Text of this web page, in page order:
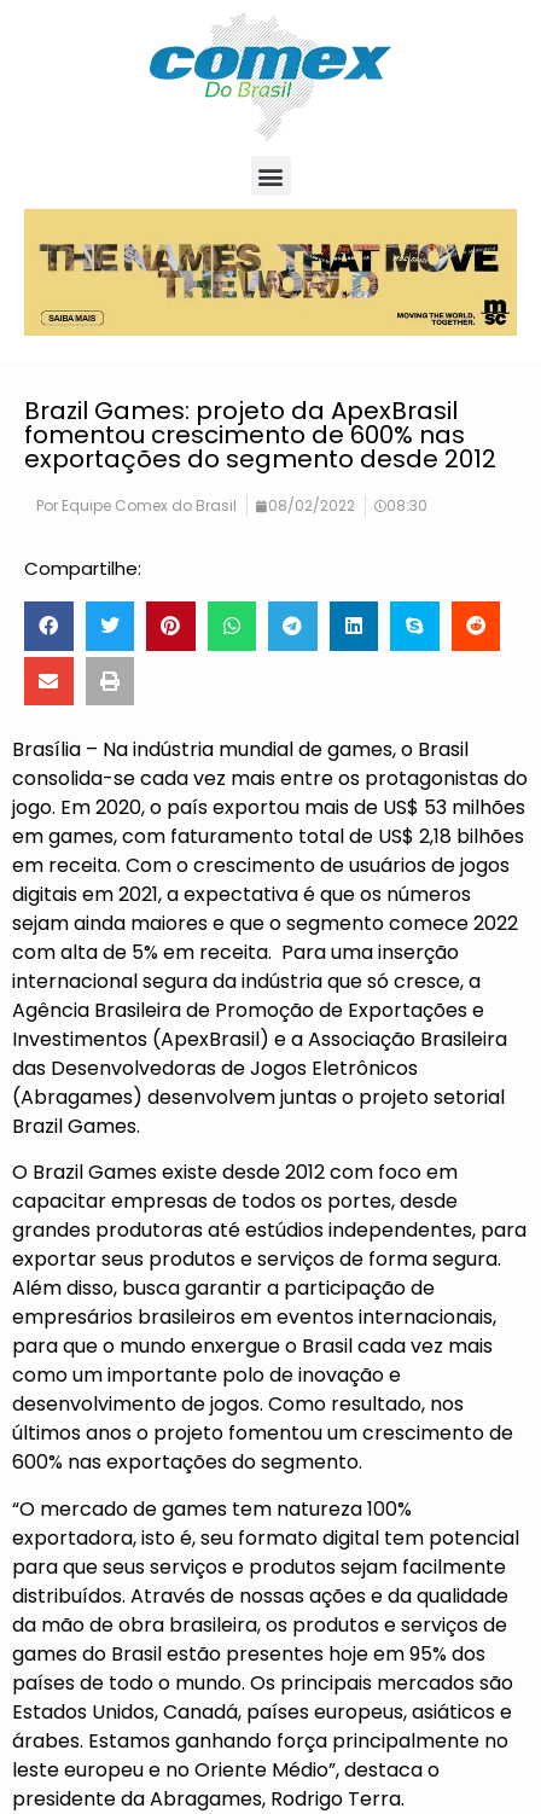
Brazil Games: projeto da ApexBrasil
fomentou crescimento de 600% nas
exportações do segmento desde 2012
Por Equipe Comex do Brasil 08/02/2022 08:30
Compartilhe:
Brasília – Na indústria mundial de games, o Brasil
consolida-se cada vez mais entre os protagonistas do
jogo. Em 2020, o país exportou mais de US$ 53 milhões
em games, com faturamento total de US$ 2,18 bilhões
em receita. Com o crescimento de usuários de jogos
digitais em 2021, a expectativa é que os números
sejam ainda maiores e que o segmento comece 2022
com alta de 5% em receita. Para uma inserção
internacional segura da indústria que só cresce, a
Agência Brasileira de Promoção de Exportações e
Investimentos (ApexBrasil) e a Associação Brasileira
das Desenvolvedoras de Jogos Eletrônicos
(Abragames) desenvolvem juntas o projeto setorial
Brazil Games.
O Brazil Games existe desde 2012 com foco em
capacitar empresas de todos os portes, desde
grandes produtoras até estúdios independentes, para
exportar seus produtos e serviços de forma segura.
Além disso, busca garantir a participação de
empresários brasileiros em eventos internacionais,
para que o mundo enxergue o Brasil cada vez mais
como um importante polo de inovação e
desenvolvimento de jogos. Como resultado, nos
últimos anos o projeto fomentou um crescimento de
600% nas exportações do segmento.
“O mercado de games tem natureza 100%
exportadora, isto é, seu formato digital tem potencial
para que seus serviços e produtos sejam facilmente
distribuídos. Através de nossas ações e da qualidade
da mão de obra brasileira, os produtos e serviços de
games do Brasil estão presentes hoje em 95% dos
países de todo o mundo. Os principais mercados são
Estados Unidos, Canadá, países europeus, asiáticos e
árabes. Estamos ganhando força principalmente no
leste europeu e no Oriente Médio”, destaca o
presidente da Abragames, Rodrigo Terra.